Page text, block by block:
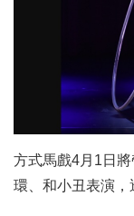
方式馬戲4月1日
環、和小丑表演，